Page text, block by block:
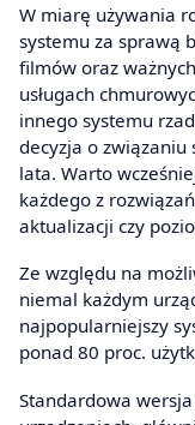
W miarę używania
systemu za sprawą
filmów oraz
usługach
innego systemu
decyzja o związaniu
lata. Warto
każdego z
aktualizacji czy
Ze względu na
niemal każdym
najpopularniejszy
ponad 80 proc.
Standardowa